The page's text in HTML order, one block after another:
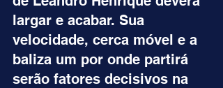
largar e acabar. Sua
velocidade, cerca móvel e a
baliza um por onde partirá
serão fatores decisivos na